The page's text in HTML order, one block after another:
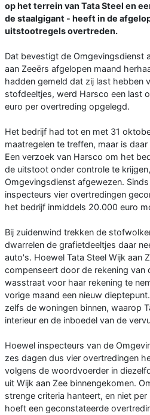
op het terrein van Tata Steel en
de staalgigant - heeft in de
uitstootregels overtreden.
Dat bevestigt de Omgevingsdienst
aan Zeeërs afgelopen maand
hadden gemeld dat zij last hebben
stofdeeltjes, werd Harsco een last
euro per overtreding opgelegd.
Het bedrijf had tot en met 31
maatregelen te treffen, maar is
Een verzoek van Harsco om het
de uitstoot onder controle te
Omgevingsdienst afgewezen.
inspecteurs vier overtredingen
het bedrijf inmiddels 20.000 euro
Bij zuidenwind trekken de
dwarrelen de grafietdeeltjes daar
auto's. Hoewel Tata Steel Wijk aan
compenseert door de rekening van
wasstraat voor haar rekening te
vorige maand een nieuw
zelfs de woningen binnen, waarop
interieur en de inboedel van de
Hoewel inspecteurs van de
zes dagen dus vier overtredingen
volgens de woordvoerder in
uit Wijk aan Zee binnengekomen.
strenge criteria hanteert, en niet per
hoeft een geconstateerde